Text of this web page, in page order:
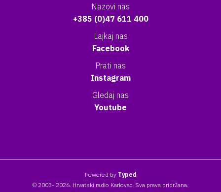
Nazovi nas
+385 (0)47 611 400
Lajkaj nas
Facebook
Prati nas
Instagram
Gledaj nas
Youtube
Powered by Typed
© 2003- 2026. Hrvatski radio Karlovac. Sva prava pridržana.